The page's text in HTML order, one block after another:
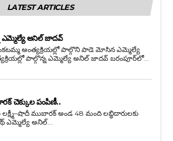
LATEST ARTICLES
అనిల్ జాదవ్
అంత్యక్రియల్లో పాల్గొని పాడె మోసిన ఎమ్మెల్యే
ముడుపు వెంకటమ్మ అంత్యక్రియల్లో పాల్గొన్న ఎమ్మెల్యే అనిల్ జాదవ్ బరంపూర్‌లో...
చెక్కుల పంపిణీ..
అండ 48 మంది లబ్ధిదారులకు
ఎమ్మెల్యే అనిల్...